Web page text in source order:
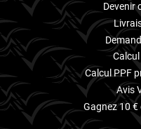
Devenir
Calcul PPF
Avis
Gagnez 10